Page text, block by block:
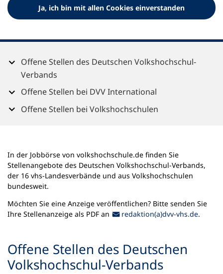
i
Ja, ich bin mit allen Cookies einverstanden
Inhalt
Offene Stellen des Deutschen Volkshochschul-
Verbands
Offene Stellen bei DVV International
Offene Stellen bei Volkshochschulen
In der Jobbörse von volkshochschule.de finden Sie
Stellenangebote des Deutschen Volkshochschul-Verbands,
der 16 vhs-Landesverbände und aus Volkshochschulen
bundesweit.
Möchten Sie eine Anzeige veröffentlichen? Bitte senden Sie
Ihre Stellenanzeige als PDF an
E-Mail-Adresse redaktion(a)dvv-vhs.de.
Offene Stellen des Deutschen
Volkshochschul-Verbands